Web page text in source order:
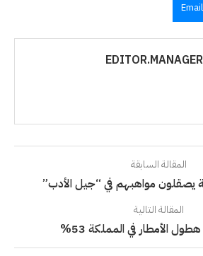
Email
EDITOR.MANAGER
المقالة السابقة
المقالة التالية
الأمطار في المملكة 53%